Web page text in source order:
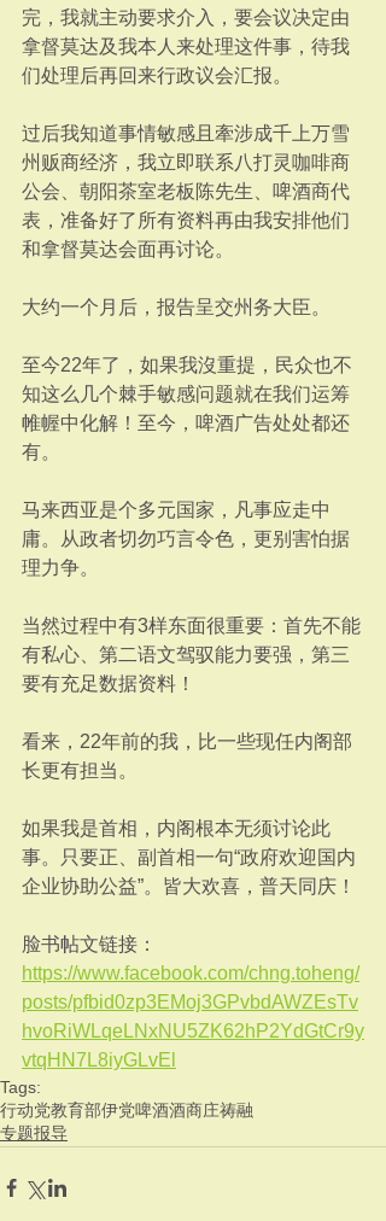
完，我就主动要求介入，要会议决定由
拿督莫达及我本人来处理这件事，待我
们处理后再回来行政议会汇报。
过后我知道事情敏感且牽涉成千上万雪
州贩商经济，我立即联系八打灵咖啡商
公会、朝阳茶室老板陈先生、啤酒商代
表，准备好了所有资料再由我安排他们
和拿督莫达会面再讨论。
大约一个月后，报告呈交州务大臣。
至今22年了，如果我沒重提，民众也不
知这么几个棘手敏感问题就在我们运筹
帷幄中化解！至今，啤酒广告处处都还
有。
马来西亚是个多元国家，凡事应走中
庸。从政者切勿巧言令色，更别害怕据
理力争。
当然过程中有3样东面很重要：首先不能
有私心、第二语文驾驭能力要强，第三
要有充足数据资料！
看来，22年前的我，比一些现任内阁部
长更有担当。
如果我是首相，内阁根本无须讨论此
事。只要正、副首相一句“政府欢迎国内
企业协助公益”。皆大欢喜，普天同庆！
脸书帖文链接：
https://www.facebook.com/chng.toheng/
posts/pfbid0zp3EMoj3GPvbdAWZEsTv
hvoRiWLqeLNxNU5ZK62hP2YdGtCr9y
vtqHN7L8iyGLvEl
Tags:
行动党教育部伊党啤酒酒商庄祷融
专题报导